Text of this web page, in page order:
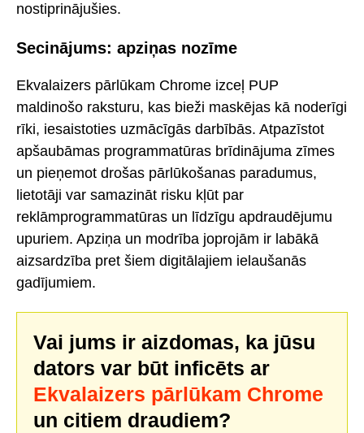
nostiprinājušies.
Secinājums: apziņas nozīme
Ekvalaizers pārlūkam Chrome izceļ PUP
maldinošo raksturu, kas bieži maskējas kā noderīgi
rīki, iesaistoties uzmācīgās darbībās. Atpazīstot
apšaubāmas programmatūras brīdinājuma zīmes
un pieņemot drošas pārlūkošanas paradumus,
lietotāji var samazināt risku kļūt par
reklāmprogrammatūras un līdzīgu apdraudējumu
upuriem. Apziņa un modrība joprojām ir labākā
aizsardzība pret šiem digitālajiem ielaušanās
gadījumiem.
Vai jums ir aizdomas, ka jūsu
dators var būt inficēts ar
Ekvalaizers pārlūkam Chrome
un citiem draudiem?